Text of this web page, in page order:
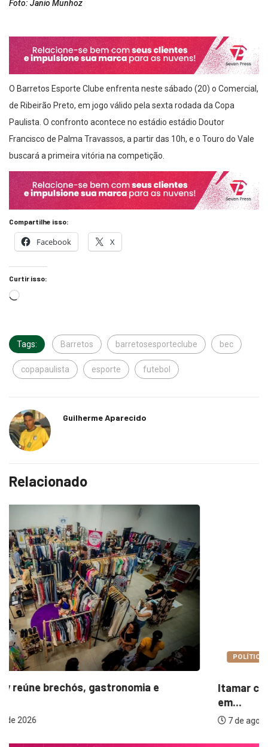
Foto: Janio Munhoz
O Barretos Esporte Clube enfrenta neste sábado (20) o Comercial,
de Ribeirão Preto, em jogo válido pela sexta rodada da Copa
Paulista. O confronto acontece no estádio estádio Doutor
Francisco de Palma Travassos, a partir das 10h, e o Touro do Vale
buscará a primeira vitória na competição.
Compartilhe isso:
Facebook X
Curtir isso:
Tags: Barretos barretosesporteclube bec
copapaulista esporte futebol
Guilherme Aparecido
Relacionado
POLÍTICA
Itamar cobra prazo para melhorias estruturais